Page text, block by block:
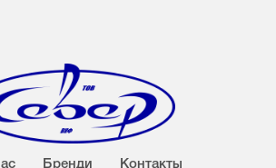
Бренди Контакты